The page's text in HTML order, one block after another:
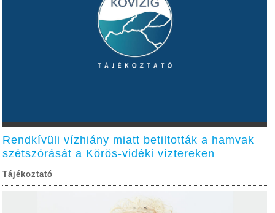
Rendkívüli vízhiány miatt betiltották a hamvak
szétszórását a Körös-vidéki víztereken
Tájékoztató